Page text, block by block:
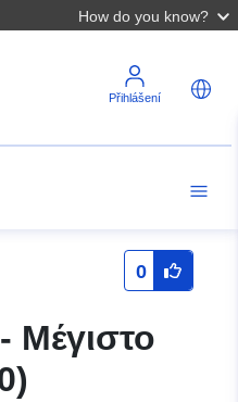
How do you know?
Přihlášení
0
Μέγιστο